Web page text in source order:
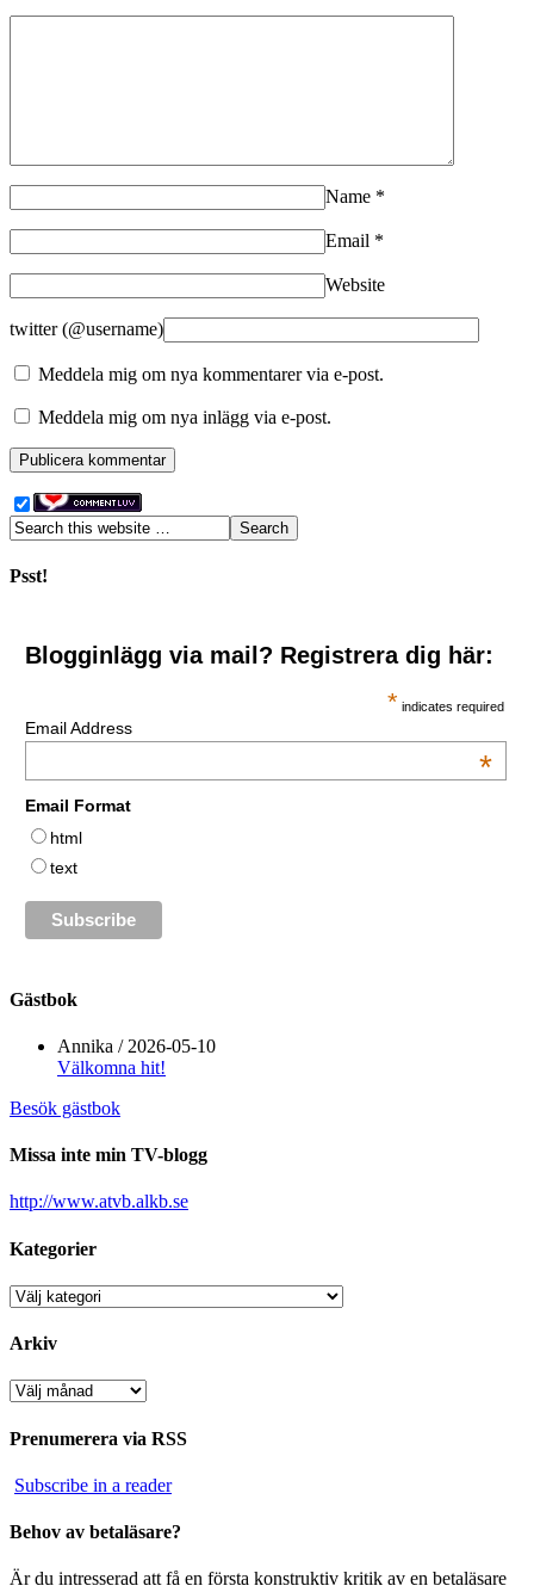
Name *
Email *
Website
twitter (@username)
Meddela mig om nya kommentarer via e-post.
Meddela mig om nya inlägg via e-post.
Psst!
Blogginlägg via mail? Registrera dig här:
* indicates required
Email Address
*
Email Format
html
text
Gästbok
Annika / 2026-05-10
Välkomna hit!
Besök gästbok
Missa inte min TV-blogg
http://www.atvb.alkb.se
Kategorier
Kategorier
Arkiv
Arkiv
Prenumerera via RSS
Subscribe in a reader
Behov av betaläsare?
Är du intresserad att få en första konstruktiv kritik av en betaläsare